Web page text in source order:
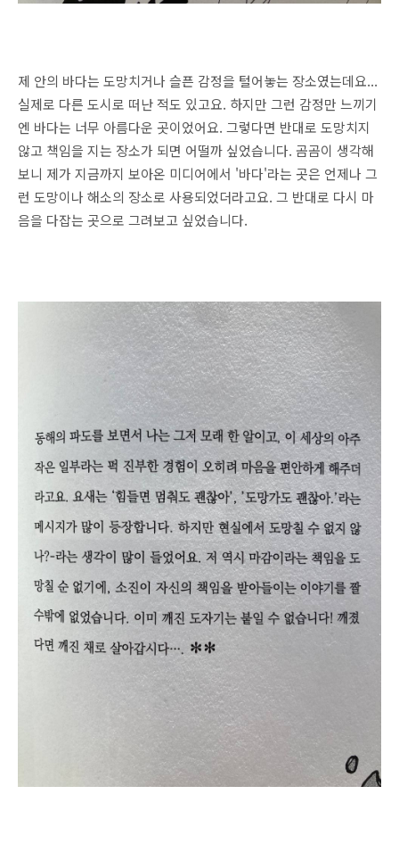
제 안의 바다는 도망치거나 슬픈 감정을 털어놓는 장소였는데요...
실제로 다른 도시로 떠난 적도 있고요. 하지만 그런 감정만 느끼기
엔 바다는 너무 아름다운 곳이었어요. 그렇다면 반대로 도망치지
않고 책임을 지는 장소가 되면 어떨까 싶었습니다. 곰곰이 생각해
보니 제가 지금까지 보아온 미디어에서 '바다'라는 곳은 언제나 그
런 도망이나 해소의 장소로 사용되었더라고요. 그 반대로 다시 마
음을 다잡는 곳으로 그려보고 싶었습니다.